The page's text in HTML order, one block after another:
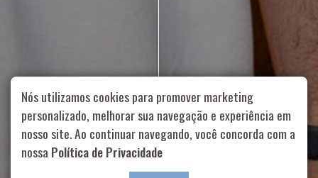
Rua Aurélia, 1714 – Vila Romana, São Paulo – SP | 55 11
99178-5848 | contato@nucleofood.com
Role para continar
Nós utilizamos cookies para promover marketing
personalizado, melhorar sua navegação e experiência em
nosso site. Ao continuar navegando, você concorda com a
nossa Política de Privacidade